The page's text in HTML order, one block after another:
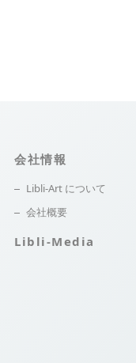
会社情報
Libli-Art について
会社概要
Libli-Media